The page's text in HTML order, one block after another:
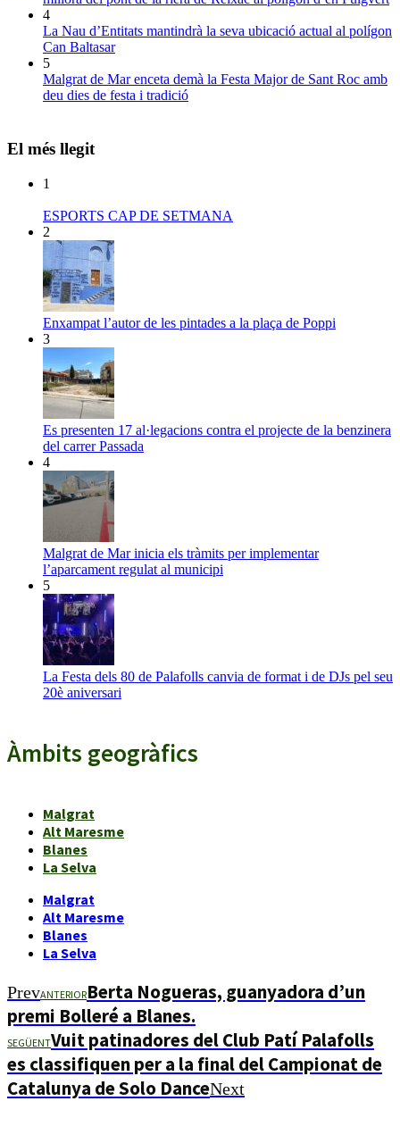
4
La Nau d’Entitats mantindrà la seva ubicació actual al polígon
Can Baltasar
5
Malgrat de Mar enceta demà la Festa Major de Sant Roc amb
deu dies de festa i tradició
El més llegit
1
ESPORTS CAP DE SETMANA
2
Enxampat l’autor de les pintades a la plaça de Poppi
3
Es presenten 17 al·legacions contra el projecte de la benzinera
del carrer Passada
4
Malgrat de Mar inicia els tràmits per implementar
l’aparcament regulat al municipi
5
La Festa dels 80 de Palafolls canvia de format i de DJs pel seu
20è aniversari
Àmbits geogràfics
Malgrat
Alt Maresme
Blanes
La Selva
Malgrat
Alt Maresme
Blanes
La Selva
PrevANTERIORBerta Nogueras, guanyadora d’un
premi Bolleré a Blanes.
SEGÜENTVuit patinadores del Club Patí Palafolls
es classifiquen per a la final del Campionat de
Catalunya de Solo DanceNext